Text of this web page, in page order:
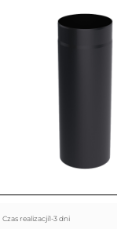
Czas realizacji1-3 dni